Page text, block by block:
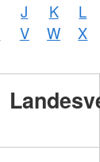
J K
L
V W
X
Foto:
/